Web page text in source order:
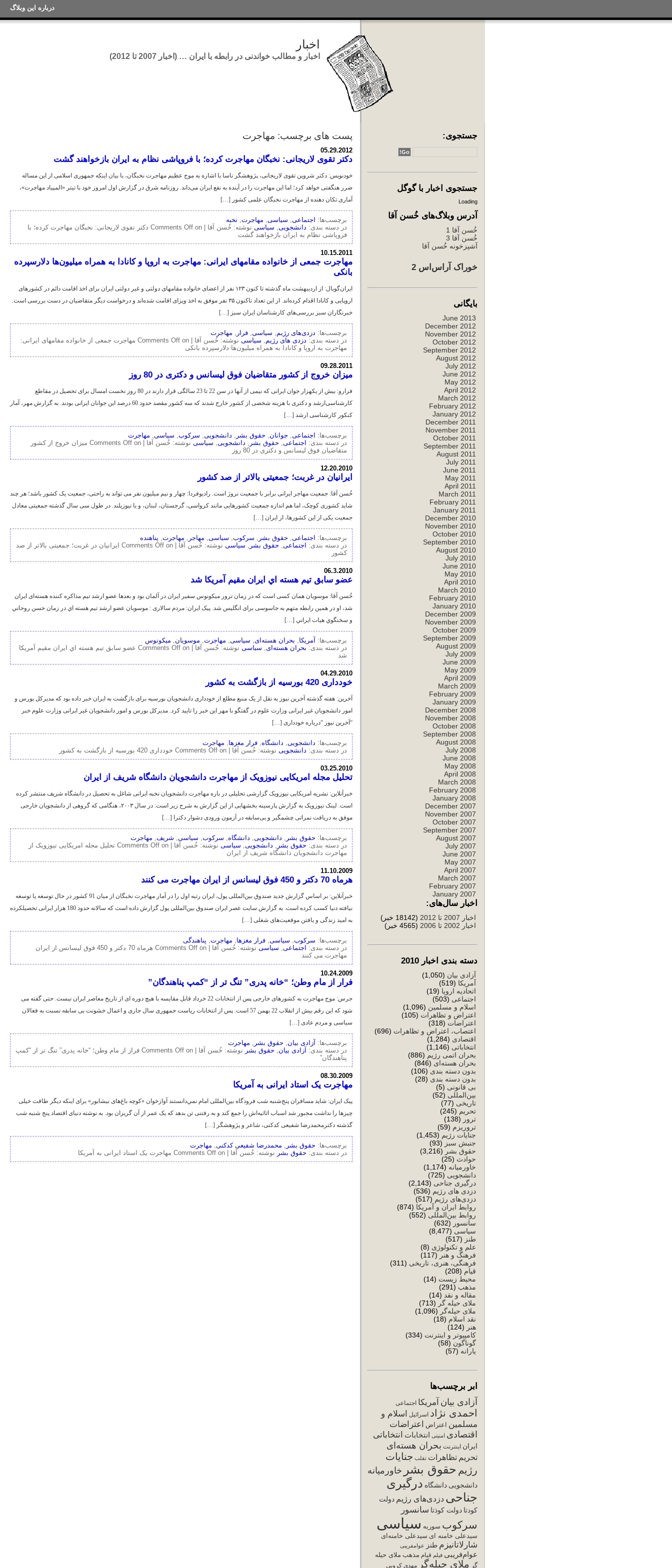
درباره این وبلاگ
اخبار
اخبار و مطالب خواندنی در رابطه با ایران … (اخبار 2007 تا 2012)
جستجوی:
جستجوی اخبار با گوگل
Loading
آدرس وبلاگ‌های خُسن آقا
خُسن آقا 1
خُسن آقا 3
آشپزخونه خُسن آقا
خوراک آراس‌اس 2
بایگانی
June 2013
December 2012
November 2012
October 2012
September 2012
August 2012
July 2012
June 2012
May 2012
April 2012
March 2012
February 2012
January 2012
December 2011
November 2011
October 2011
September 2011
August 2011
July 2011
June 2011
May 2011
April 2011
March 2011
February 2011
January 2011
December 2010
November 2010
October 2010
September 2010
August 2010
July 2010
June 2010
May 2010
April 2010
March 2010
February 2010
January 2010
December 2009
November 2009
October 2009
September 2009
August 2009
July 2009
June 2009
May 2009
April 2009
March 2009
February 2009
January 2009
December 2008
November 2008
October 2008
September 2008
August 2008
July 2008
June 2008
May 2008
April 2008
March 2008
February 2008
January 2008
December 2007
November 2007
October 2007
September 2007
August 2007
July 2007
June 2007
May 2007
April 2007
March 2007
February 2007
January 2007
اخبار سال‌های:
اخبار 2007 تا 2012
(18142 خبر)
اخبار 2002 تا 2006
(4565 خبر)
دسته بندی اخبار 2010
آزادی بیان (1,050)
آمریکا (519)
اتحادیه اروپا (19)
اجتماعی (503)
اسلام و مسلمین (1,096)
اعتراض و تظاهرات (105)
اعتراضات (318)
اعتصاب، اعتراض و تظاهرات (696)
اقتصادی (1,284)
انتخاباتی (1,146)
بحران اتمی رژیم (886)
بحران هسته‌ای (846)
بدون دسته بندی (106)
بدون دسته بندی (28)
بی قانونی (5)
بین‌المللی (52)
تاریخی (77)
تحریم (245)
ترور (138)
تروریزم (59)
جنایات رژیم (1,453)
جنبش سبز (93)
حقوق بشر (3,216)
حوادث (25)
خاورمیانه (1,174)
دانشجویی (725)
درگیری جناحی (2,143)
دزدی های رژیم (536)
دزدی‌های رژیم (517)
روابط ایران و آمریکا (874)
روابط بین‌المللی (552)
سانسور (632)
سیاسی (8,477)
طنز (517)
علم و تکنولوژی (8)
فرهنگ و هنر (117)
فرهنگی، هنری، تاریخی (311)
قیام (208)
محیط زیست (14)
مذهب (291)
مقاله و نقد (14)
ملای حیله گر (713)
ملای حیله‌گر (1,096)
نقد اسلام (18)
هنر (124)
کامپیوتر و اینترنت (334)
گوناگون (58)
یارانه (57)
ابر برچسب‌ها
آزادی بیان آمریکا اجتماعی
احمدی نژاد اسرائیل
اسلام و
مسلمین اعتراض اعتراضات
اقتصادی امنیتی انتخابات انتخاباتی
ایران اینترنت بحران هسته‌ای
تحریم تظاهرات تقلب جنایات
رژیم حقوق بشر خاورمیانه
دانشجویی دانشگاه درگیری
جناحی دزدی‌های رژیم دولت
کودتا دولت کوذتا سانسور
سرکوب سوریه سیاسی
سیدعلی خامنه ای سیدعلی خامنه‌ای
شارلاتانیزم طنز عوامفریبی
عوام‌فریبی فیلم قیام مذهب ملای حیله
گر ملای حیله‌گر مهدی کروبی
پست های برچسب: مهاجرت
05.29.2012
دکتر تقوی لاریجانی: نخبگان مهاجرت کرده؛ با فروپاشی نظام به ایران بازخواهند گشت
خودنویس: دکتر شروین تقوی لاریجانی، پژوهشگر ناسا با اشاره به موج عظیم مهاجرت نخبگان، با بیان اینکه جمهوری اسلامی از این مساله
ضرر هنگفتی خواهد کرد؛ اما این مهاجرت را در آینده به نفع ایران می‌داند. روزنامه شرق در گزارش اول امروز خود با تیتر «المپیاد مهاجرت»،
آماری تکان دهنده از مهاجرت نخبگان علمی کشور […]
برچسب‌ها: اجتماعی, سیاسی, مهاجرت, نخبه
در دسته بندی: دانشجویی, سیاسی نوشته: خُسن آقا | Comments Off on دکتر تقوی لاریجانی: نخبگان مهاجرت کرده؛ با
فروپاشی نظام به ایران بازخواهند گشت
10.15.2011
مهاجرت جمعی از خانواده مقامهای ایرانی: مهاجرت به اروپا و کانادا به همراه میلیون‌ها دلارسپرده
بانکی
ایران‌گوبال: از اردیبهشت ماه گذشته تا کنون ۱۲۳ نفر از اعضای خانواده مقامهای دولتی و غیر دولتی ایران برای اخذ اقامت دائم در کشورهای
اروپایی و کانادا اقدام کرده‌اند. از این تعداد تاکنون ۳۵ نفر موفق به اخذ ویزای اقامت شده‌اند و درخواست دیگر متقاضیان در دست بررسی است.
خبرنگاران سبز بررسی‌های کار‌شناسان ایران سبز […]
برچسب‌ها: دزدی‌های رژیم, سیاسی, فرار , مهاجرت
در دسته بندی: دزدی های رژیم, سیاسی نوشته: خُسن آقا | Comments Off on مهاجرت جمعی از خانواده مقامهای ایرانی:
مهاجرت به اروپا و کانادا به همراه میلیون‌ها دلارسپرده بانکی
09.28.2011
میزان خروج از کشور متقاضیان فوق لیسانس و دکتری در 80 روز
فرارو: بیش از یکهزار جوان ایرانی که نیمی از آنها در سن 22 تا 23 سالگی قرار دارند در 80 روز نخست امسال برای تحصیل در مقاطع
کارشناسی‌ارشد و دکتری با هزینه شخصی از کشور خارج شدند که سه کشور مقصد حدود 60 درصد این جوانان ایرانی بودند. به گزارش مهر، آمار
کنکور کارشناسی‌ ارشد […]
برچسب‌ها: اجتماعی, جوانان, حقوق بشر , دانشجویی, سرکوب, سیاسی, مهاجرت
در دسته بندی: اجتماعی, حقوق بشر , دانشجویی, سیاسی نوشته: خُسن آقا | Comments Off on میزان خروج از کشور
متقاضیان فوق لیسانس و دکتری در 80 روز
12.20.2010
ايرانيان در غربت؛ جمعيتی بالاتر از صد کشور
خُسن آقا: جمعیت مهاجر ایرانی برابر با جمعیت نروژ است. رادیوفردا: چهار و نيم ميليون نفر می تواند به راحتی، جمعيت يک کشور باشد؛ هر چند
شايد کشوری کوچک، اما هم اندازه جمعيت کشورهايی مانند کرواسی، گرجستان، لبنان، و يا نيوزيلند. در طول سی سال گذشته جمعيتی معادل
جمعيت يکی از اين کشورها، از ايران […]
برچسب‌ها: اجتماعی, حقوق بشر , سرکوب, سیاسی, مهاجر , مهاجرت, پناهنده
در دسته بندی: اجتماعی, حقوق بشر , سیاسی نوشته: خُسن آقا | Comments Off on ايرانيان در غربت؛ جمعيتی بالاتر از صد
کشور
06.3.2010
عضو سابق تيم هسته اي ايران مقيم آمريکا شد
خُسن آقا: موسویان همان کسی است که در زمان ترور میکونوس سفیر ایران در آلمان بود و بعدها عضو ارشد تیم مذاکره کننده هسته‌ای ایران
شد، او در همین رابطه متهم به جاسوسی برای انگلیس شد. پیک ایران: مردم سالاری : موسويان عضو ارشد تيم هسته اي در زمان حسن روحاني
و سخنگوي هيات ايراني […]
برچسب‌ها: آمریکا, بحران هسته‌ای, سیاسی, مهاجرت, موسویان, میکونوس
در دسته بندی: بحران هسته‌ای, سیاسی نوشته: خُسن آقا | Comments Off on عضو سابق تيم هسته اي ايران مقيم آمريکا
شد
04.29.2010
خودداری 420 بورسیه از بازگشت به کشور
آخرین: هفته گذشته آخرین نیوز به نقل از یک منبع مطلع از خودداری دانشجویان بورسیه برای بازگشت به ایران خبر داده بود که مدیرکل بورس و
امور دانشجویان غیر ایرانی وزارت علوم در گفتگو با مهر این خبر را تایید کرد. مدیرکل بورس و امور دانشجویان غیر ایرانی وزارت علوم خبر
“آخرین نیوز “درباره خودداری […]
برچسب‌ها: دانشجویی, دانشگاه, فرار مغزها, مهاجرت
در دسته بندی: دانشجویی نوشته: خُسن آقا | Comments Off on خودداری 420 بورسیه از بازگشت به کشور
03.25.2010
تحلیل مجله امریکایی نیوزویک از مهاجرت دانشجویان دانشگاه شریف از ایران
خبرآنلاین: نشریه امریکایی نیوزویک گزارشی تحلیلی در باره مهاجرت دانشجویان نخبه ایرانی شاغل به تحصیل در دانشگاه شریف منتشر کرده
است. لینک نیوزویک به گزارش پارسینه بخشهایی از این گزارش به شرح زیر است: در سال ۲۰۰۳، هنگامی که گروهی از دانشجویان خارجی
موفق به دریافت نمراتی چشمگیر و بی‌سابقه در آزمون ورودی دشوار دکترا […]
برچسب‌ها: حقوق بشر , دانشجویی, دانشگاه, سرکوب, سیاسی, شریف, مهاجرت
در دسته بندی: حقوق بشر , دانشجویی, سیاسی نوشته: خُسن آقا | Comments Off on تحلیل مجله امریکایی نیوزویک از
مهاجرت دانشجویان دانشگاه شریف از ایران
11.10.2009
هرماه 70 دکتر و 450 فوق لیسانس از ایران مهاجرت می کنند
خبرآنلاین: بر اساس گزارش جدید صندوق بین‌المللی پول، ایران رتبه اول را در آمار مهاجرت نخبگان از میان 91 کشور در حال توسعه یا توسعه
نیافته دنیا کسب کرده است. به گزارش سایت عصر ایران صندوق بین‌المللی پول گزارش داده است که سالانه حدود 180‌ هزار ایرانی تحصیلکرده
به امید زندگی و یافتن موقعیت‌های شغلی […]
برچسب‌ها: سرکوب, سیاسی, فرار مغزها, مهاجرت, پناهندگی
در دسته بندی: اجتماعی, سیاسی نوشته: خُسن آقا | Comments Off
on هرماه 70 دکتر و 450 فوق لیسانس از ایران
مهاجرت می کنند
10.24.2009
فرار از مام وطن؛ “خانه پدری” تنگ تر از “کمپ پناهندگان”
جرس: موج مهاجرت به کشورهای خارجی پس از انتخابات 22 خرداد قابل مقایسه با هیچ دوره ای از تاریخ معاصر ایران نیست. حتی گفته می
شود که این رقم بیش از انقلاب 22 بهمن 57 است. پس از انتخابات ریاست جمهوری سال جاری و اعمال خشونت بی سابقه نسبت به فعالان
سیاسی و مردم عادی […]
برچسب‌ها: آزادی بیان, حقوق بشر , مهاجرت
در دسته بندی: آزادی بیان, حقوق بشر نوشته: خُسن آقا | Comments Off on فرار از مام وطن؛ “خانه پدری” تنگ تر از “کمپ
پناهندگان”
08.30.2009
مهاجرت یک استاد ایرانی به آمریکا
پیک ایران: شاید مسافران پنج‌شنبه شب فرودگاه بین‌المللی امام نمي‌دانستند آوازخوان «کوچه باغ‌های نیشابور» برای اینکه دیگر طاقت خیلی
چیزها را نداشت مجبور شد اسباب اثاثیه‌اش را جمع کند و به رفتنی تن بدهد که یک عمر از آن گریزان بود. به نوشته دنیای اقتصاد پنج شنبه شب
گذشته دکترمحمدرضا شفیعی کدکنی، شاعر و پژوهشگر […]
برچسب‌ها: حقوق بشر , محمدرضا شفیعی کدکنی, مهاجرت
در دسته بندی: حقوق بشر نوشته: خُسن آقا | Comments Off on مهاجرت یک استاد ایرانی به آمریکا